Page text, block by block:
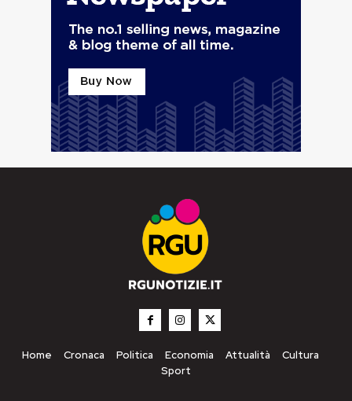
Home Cronaca Politica Economia Attualità
Cultura
Sport